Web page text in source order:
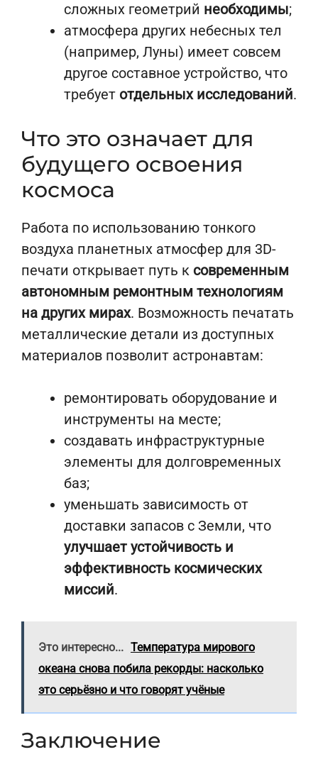
сложных геометрий необходимы;
атмосфера других небесных тел
(например, Луны) имеет совсем
другое составное устройство, что
требует отдельных исследований.
Что это означает для
будущего освоения
космоса
Работа по использованию тонкого
воздуха планетных атмосфер для 3D-
печати открывает путь к современным
автономным ремонтным технологиям
на других мирах. Возможность печатать
металлические детали из доступных
материалов позволит астронавтам:
ремонтировать оборудование и
инструменты на месте;
создавать инфраструктурные
элементы для долговременных
баз;
уменьшать зависимость от
доставки запасов с Земли, что
улучшает устойчивость и
эффективность космических
миссий.
Это интересно... Температура мирового
океана снова побила рекорды: насколько
это серьёзно и что говорят учёные
Заключение